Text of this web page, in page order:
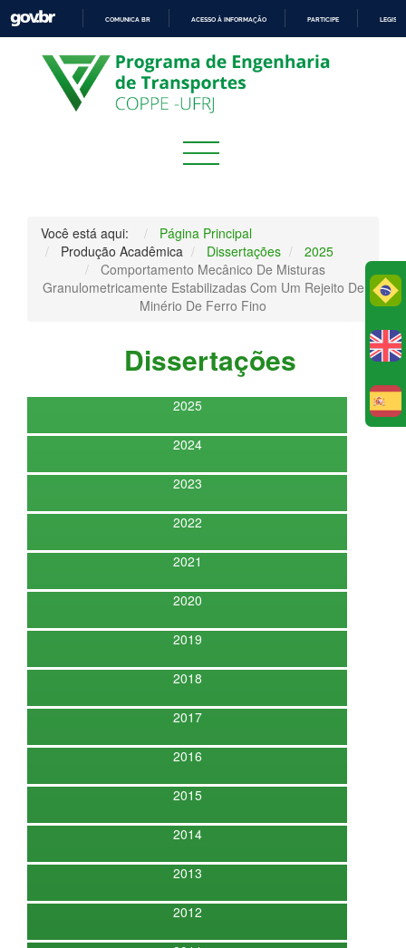
PARA
O
CONTEÚDO
COMUNICA BR ACESSO À INFORMAÇÃO PARTICIPE
Você está aqui:
Página Principal
Produção Acadêmica
Dissertações
2025
Comportamento Mecânico De Misturas
Granulometricamente Estabilizadas Com Um Rejeito De
Minério De Ferro Fino
Dissertações
2025
2024
2023
2022
2021
2020
2019
2018
2017
2016
2015
2014
2013
2012